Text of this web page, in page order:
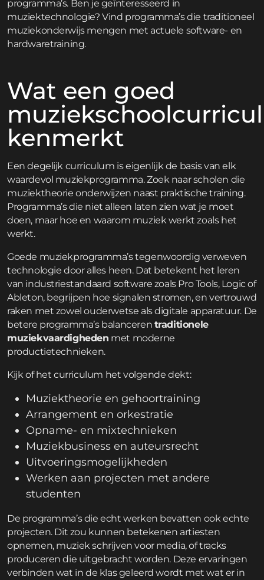
programma’s. Ben je geïnteresseerd in
muziektechnologie? Vind programma’s die traditioneel
muziekonderwijs mengen met actuele software- en
hardwaretraining.
Wat een goed
kenmerkt
Een degelijk curriculum is eigenlijk de basis van elk
waardevol muziekprogramma. Zoek naar scholen die
muziektheorie onderwijzen naast praktische training.
Programma’s die niet alleen laten zien wat je moet
doen, maar hoe en waarom muziek werkt zoals het
werkt.
Goede muziekprogramma’s tegenwoordig verweven
technologie door alles heen. Dat betekent het leren
van industriestandaard software zoals Pro Tools, Logic of
Ableton, begrijpen hoe signalen stromen, en vertrouwd
raken met zowel ouderwetse als digitale apparatuur. De
betere programma’s balanceren traditionele
muziekvaardigheden met moderne
productietechnieken.
Kijk of het curriculum het volgende dekt:
Muziektheorie en gehoortraining
Arrangement en orkestratie
Opname- en mixtechnieken
Muziekbusiness en auteursrecht
Uitvoeringsmogelijkheden
Werken aan projecten met andere
studenten
De programma’s die echt werken bevatten ook echte
projecten. Dit zou kunnen betekenen artiesten
opnemen, muziek schrijven voor media, of tracks
produceren die uitgebracht worden. Deze ervaringen
verbinden wat in de klas geleerd wordt met wat er in